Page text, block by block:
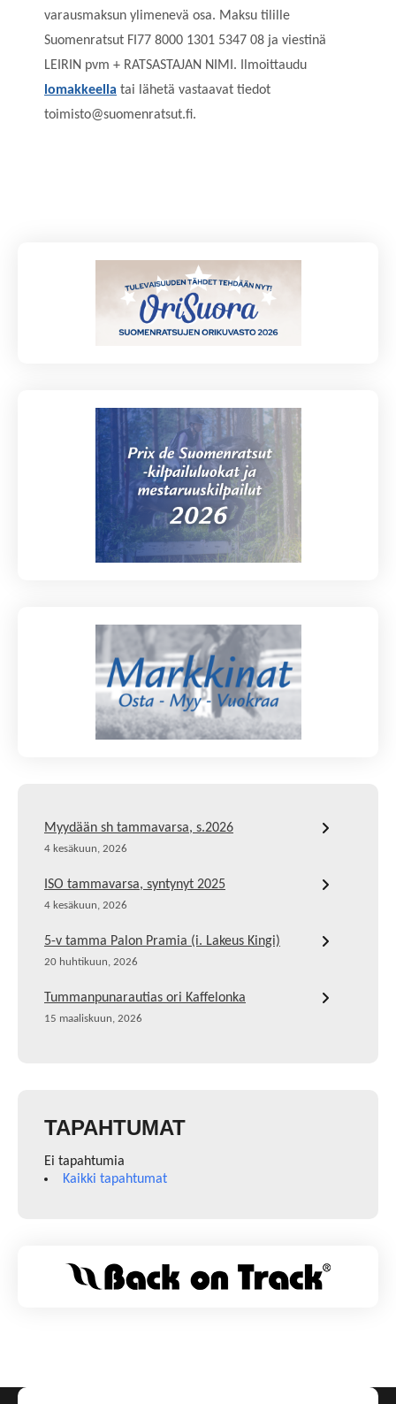
varausmaksun ylimenevä osa. Maksu tilille
Suomenratsut FI77 8000 1301 5347 08 ja viestinä
LEIRIN pvm + RATSASTAJAN NIMI. Ilmoittaudu
lomakkeella tai lähetä vastaavat tiedot
toimisto@suomenratsut.fi.
Myydään sh tammavarsa, s.2026
4 kesäkuun, 2026
ISO tammavarsa, syntynyt 2025
4 kesäkuun, 2026
5-v tamma Palon Pramia (i. Lakeus Kingi)
20 huhtikuun, 2026
Tummanpunarautias ori Kaffelonka
15 maaliskuun, 2026
TAPAHTUMAT
Ei tapahtumia
Kaikki tapahtumat